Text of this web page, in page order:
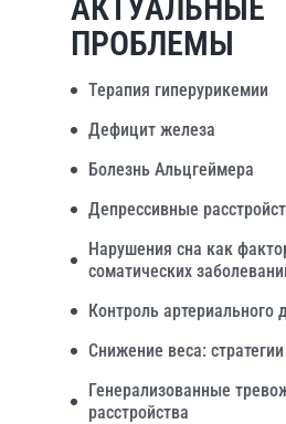
АКТУАЛЬНЫЕ
ПРОБЛЕМЫ
Терапия гиперурикемии
Дефицит железа
Болезнь Альцгеймера
Депрессивные
Нарушения сна как
соматических
Контроль артериального
Снижение веса:
Генерализованные
расстройства